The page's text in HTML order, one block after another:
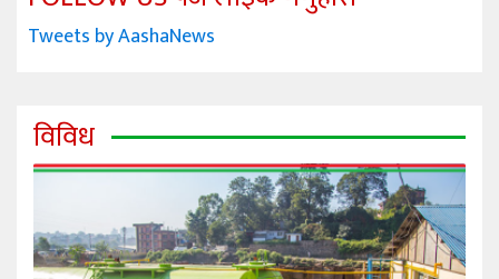
Tweets by AashaNews
विविध